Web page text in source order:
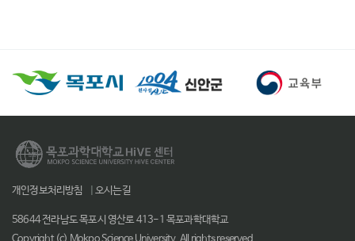
개인정보처리방침 |오시는길
58644 전라남도 목포시 영산로 413-1 목포과학대학교